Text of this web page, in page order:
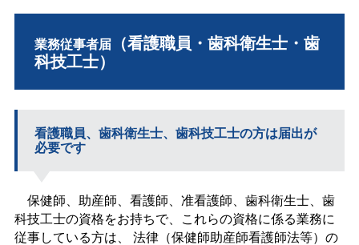
業務従事者届（看護職員・歯科衛生士・歯
科技工士）
看護職員、歯科衛生士、歯科技工士の方は届出が
必要です
保健師、助産師、看護師、准看護師、歯科衛生士、歯
科技工士の資格をお持ちで、これらの資格に係る業務に
従事している方は、
法律（保健師助産師看護師法等）の